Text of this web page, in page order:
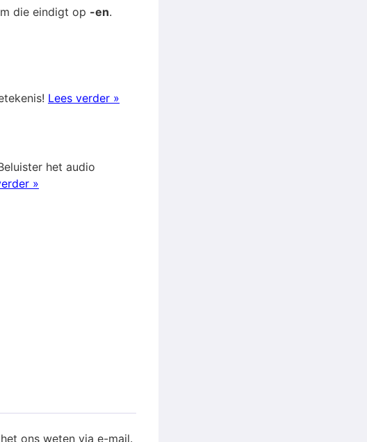
die eindigt op -en.
Lees verder »
het audio
»
ons weten via e-mail.